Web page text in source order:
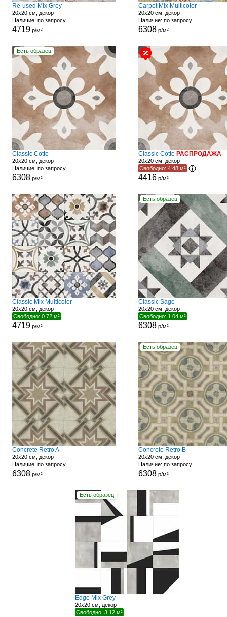
Re-used Mix Grey
20x20 см, декор
Наличие: по запросу
4719р/м²
Carpet Mix Multicolor
20x20 см, декор
Наличие: по запросу
6308р/м²
Есть образец
Classic Cotto
20x20 см, декор
Наличие: по запросу
6308р/м²
Classic Cotto РАСПРОДАЖА
20x20 см, декор
Свободно: 4.48 м²
4416р/м²
Classic Mix Multicolor
20x20 см, декор
Свободно: 0.72 м²
4719р/м²
Есть образец
Classic Sage
20x20 см, декор
Свободно: 1.04 м²
6308р/м²
Concrete Retro A
20x20 см, декор
Наличие: по запросу
6308р/м²
Есть образец
Concrete Retro B
20x20 см, декор
Наличие: по запросу
6308р/м²
Есть образец
Edge Mix Grey
20x20 см, декор
Свободно: 3.12 м²